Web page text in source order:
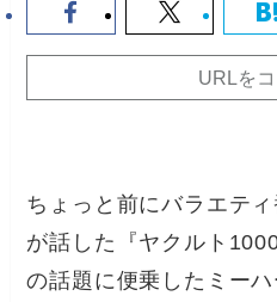
URLを
ちょっと前にバラエテ
が話した『ヤクルト
の話題に便乗したミーハ